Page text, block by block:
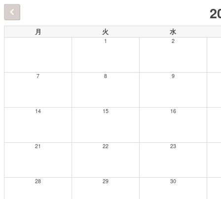
月 火 水
1 2
7 8 9
14 15 16
21 22 23
28 29 30